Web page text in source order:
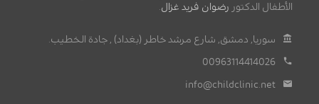
الأطفال الدكتور رضوان فريد غزال
سوريا, دمشق, شارع مرشد خاطر (بغداد) , جادة الخطيب.
00963114414026
info@childclinic.net